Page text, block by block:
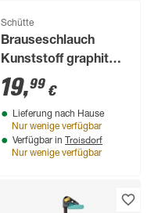
Schütte
Brauseschlauch
Kunststoff graphit
matt 150 cm
19,99 €
Lieferung nach Hause
Nur wenige verfügbar
Verfügbar in Troisdorf
Nur wenige verfügbar